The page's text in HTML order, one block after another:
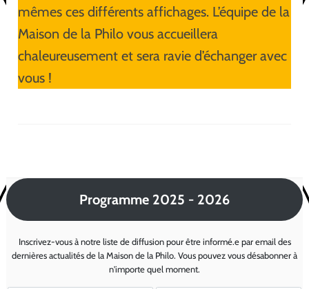
mêmes ces différents affichages. L’équipe de la
Maison de la Philo vous accueillera
chaleureusement et sera ravie d’échanger avec
vous !
Programme 2025 - 2026
Inscrivez-vous à notre liste de diffusion pour être informé.e par email des
dernières actualités de la Maison de la Philo. Vous pouvez vous désabonner à
n'importe quel moment.